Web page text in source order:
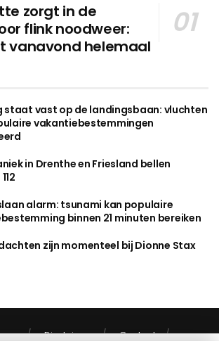
zorgt in de
flink noodweer:
vanavond helemaal
staat vast op de landingsbaan: vluchten
vakantiebestemmingen
in Drenthe en Friesland bellen
alarm: tsunami kan populaire
binnen 21 minuten bereiken
zijn momenteel bij Dionne Stax
Disclaimer Contact